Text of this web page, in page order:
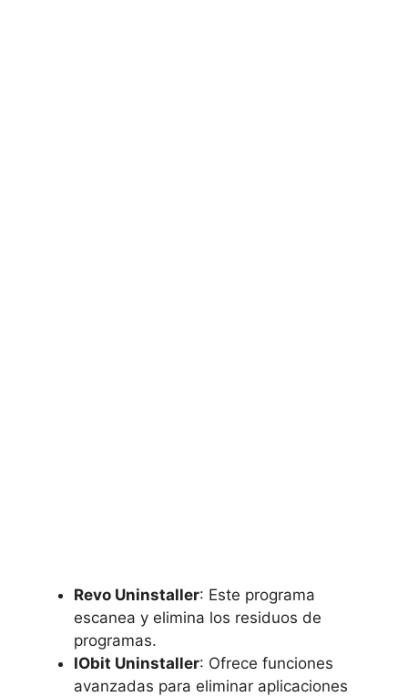
Revo Uninstaller: Este programa
escanea y elimina los residuos de
programas.
IObit Uninstaller: Ofrece funciones
avanzadas para eliminar aplicaciones